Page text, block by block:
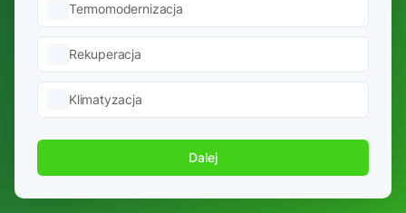
Termomodernizacja
Rekuperacja
Klimatyzacja
Dalej